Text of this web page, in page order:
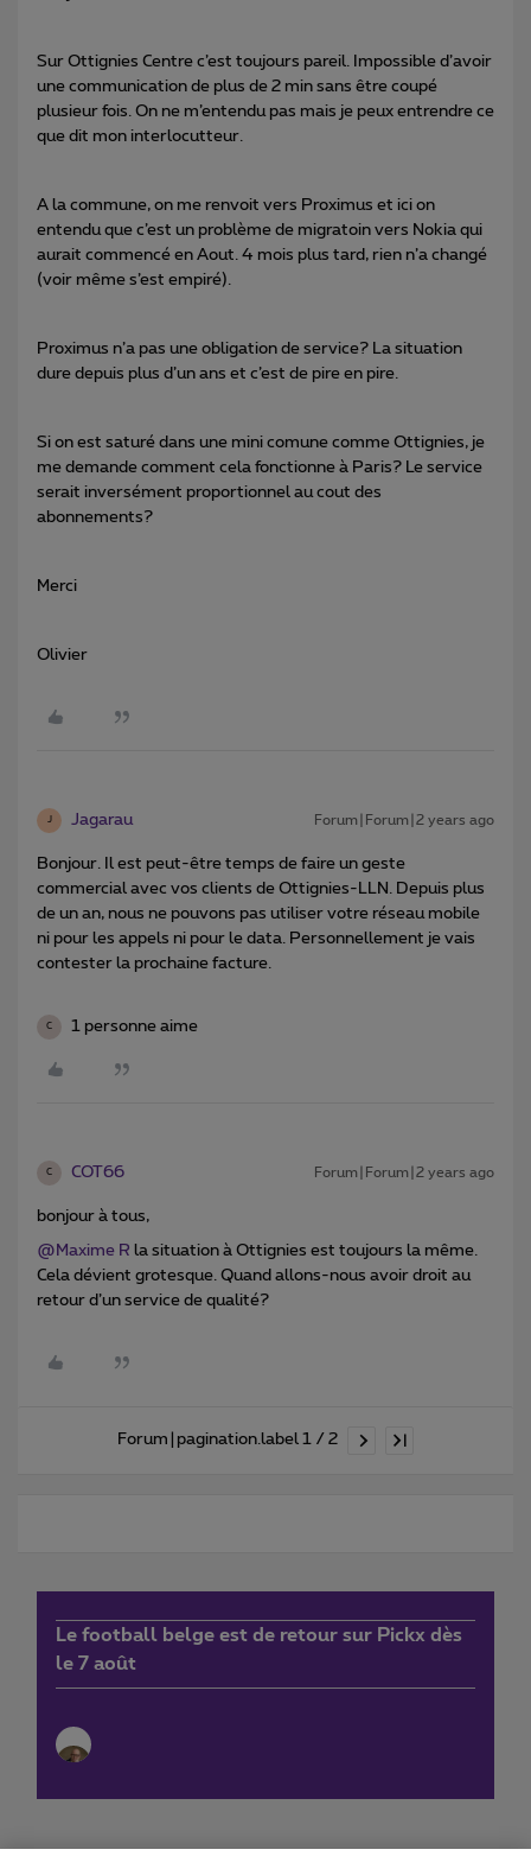
Sur Ottignies Centre c’est toujours pareil. Impossible d’avoir
une communication de plus de 2 min sans être coupé
plusieur fois. On ne m’entendu pas mais je peux entrendre ce
que dit mon interlocutteur.
A la commune, on me renvoit vers Proximus et ici on
entendu que c’est un problème de migratoin vers Nokia qui
aurait commencé en Aout. 4 mois plus tard, rien n’a changé
(voir même s’est empiré).
Proximus n’a pas une obligation de service? La situation
dure depuis plus d’un ans et c’est de pire en pire.
Si on est saturé dans une mini comune comme Ottignies, je
me demande comment cela fonctionne à Paris? Le service
serait inversément proportionnel au cout des
abonnements?
Merci
Olivier
J Jagarau Forum|Forum|2 years ago
Bonjour. Il est peut-être temps de faire un geste
commercial avec vos clients de Ottignies-LLN. Depuis plus
de un an, nous ne pouvons pas utiliser votre réseau mobile
ni pour les appels ni pour le data. Personnellement je vais
contester la prochaine facture.
C 1 personne aime
C COT66 Forum|Forum|2 years ago
bonjour à tous,
@Maxime R la situation à Ottignies est toujours la même.
Cela dévient grotesque. Quand allons-nous avoir droit au
retour d’un service de qualité?
Forum|pagination.label 1 / 2
Le football belge est de retour sur Pickx dès
le 7 août